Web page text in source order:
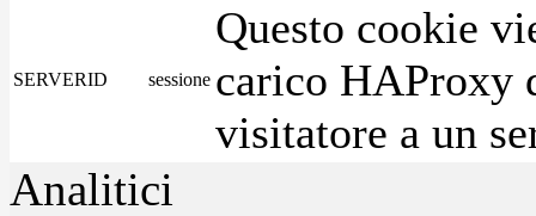
SERVERID sessione
Questo cookie
carico HAProxy
visitatore a un
Analitici